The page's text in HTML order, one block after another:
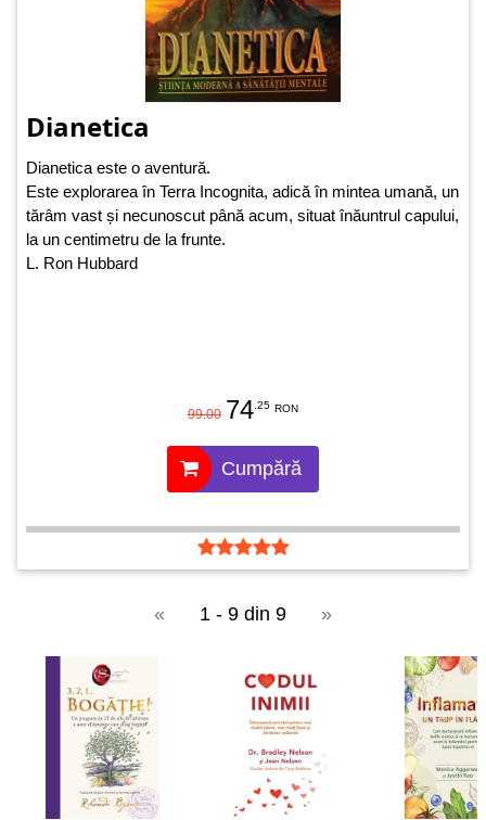
Dianetica
Dianetica este o aventură.
Este explorarea în Terra Incognita, adică în mintea umană, un
tărâm vast și necunoscut până acum, situat înăuntrul capului,
la un centimetru de la frunte.
L. Ron Hubbard
99.00 74 .25 RON
Cumpără
« 1 - 9 din 9 »